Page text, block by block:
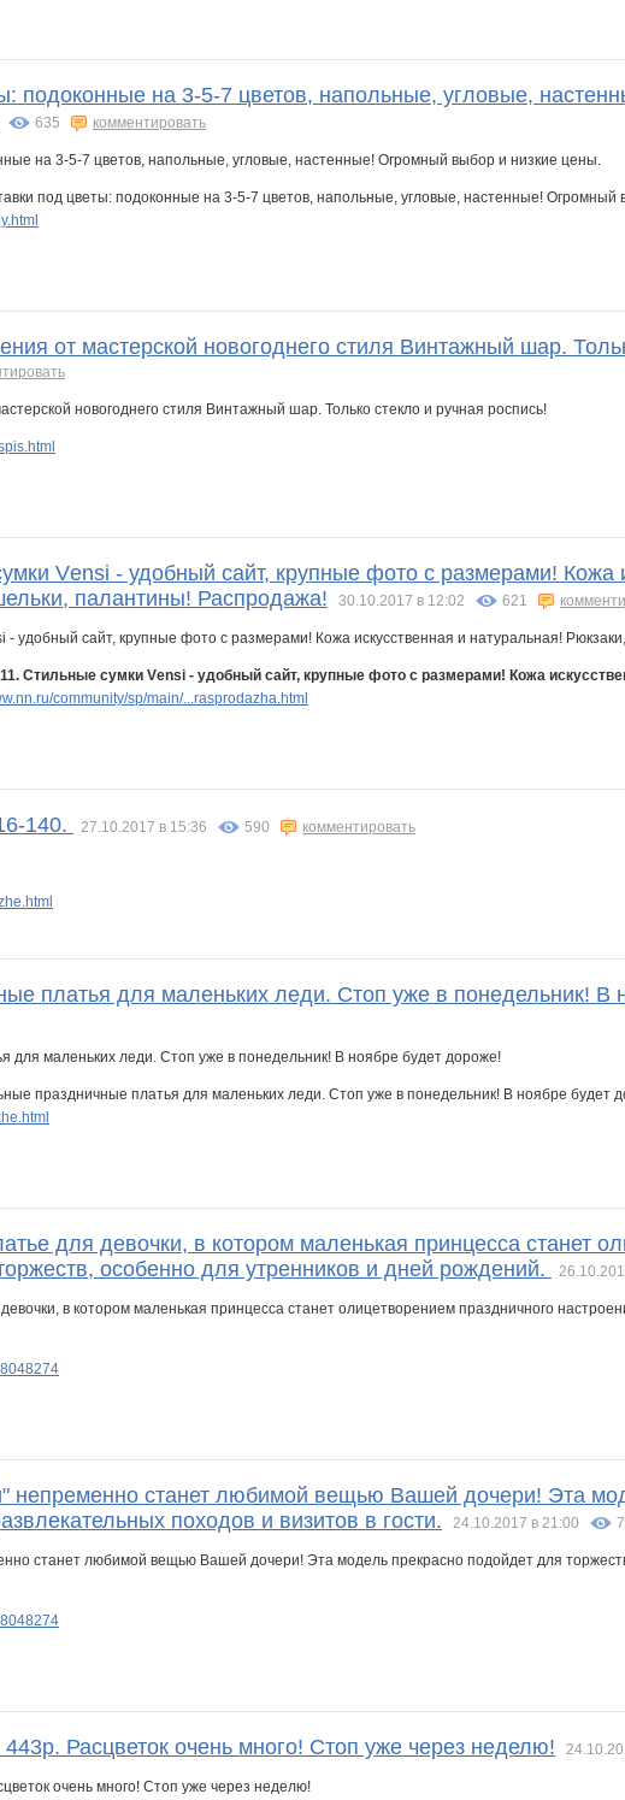
подоконные на 3-5-7 цветов, напольные, угловые,
635 комментировать
под цветы: подоконные на 3-5-7 цветов, напольные, угловые, настенные! Огромный
от мастерской новогоднего стиля Винтажный шар.
Vеnsi - удобный сайт, крупные фото с размерами! Кожа
палантины! Распродажа!
30.10.2017 в 12:02 621
Стильные сумки Vеnsi - удобный сайт, крупные фото с размерами! Кожа
community/sp/main/...rasprodazha.html
140. 27.10.2017 в 15:36 590 комментировать
платья для маленьких леди. Стоп уже в понедельник! В
праздничные платья для маленьких леди. Стоп уже в понедельник! В ноябре будет
для девочки, в котором маленькая принцесса станет
особенно для утренников и дней рождений.
непременно станет любимой вещью Вашей дочери! Эта
походов и визитов в гости.
24.10.2017 в 21:00
Расцветок очень много! Стоп уже через неделю!